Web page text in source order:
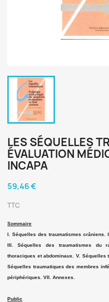
LES SÉQUELLES
ÉVALUATION
INCAPA
59,46 €
TTC
Sommaire
I. Séquelles des traumatismes crâniens.
III. Séquelles des traumatismes du
thoraciques et abdominaux. V. Séquelles
Séquelles traumatiques des membres
périphériques. VII. Annexes.
Public